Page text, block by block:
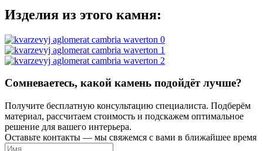
Изделия из этого камня:
Сомневаетесь, какой камень подойдёт лучше?
Получите бесплатную консультацию специалиста. Подберём
материал, рассчитаем стоимость и подскажем оптимальное
решение для вашего интерьера.
Оставьте контакты — мы свяжемся с вами в ближайшее время